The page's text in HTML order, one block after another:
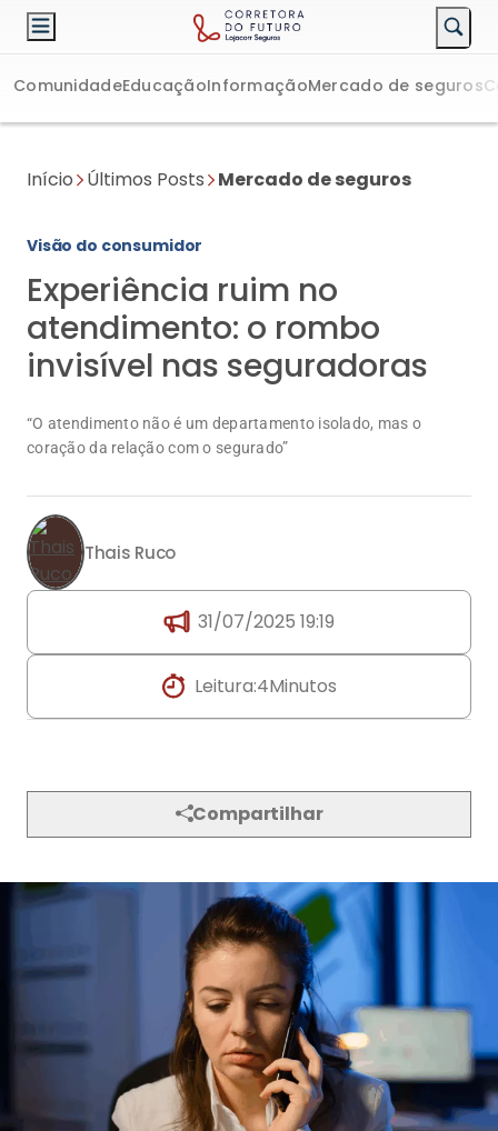
ComunidadeEducaçãoInformaçãoMercado de seguros
Início Últimos Posts Mercado de seguros
Visão do consumidor
Experiência ruim no
atendimento: o rombo
invisível nas seguradoras
“O atendimento não é um departamento isolado, mas o
coração da relação com o segurado”
Thais Ruco
31/07/2025 19:19
Leitura:4Minutos
Compartilhar